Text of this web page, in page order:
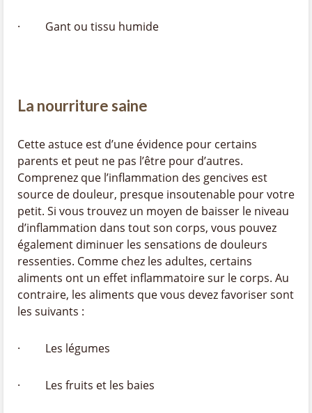
· Gant ou tissu humide
La nourriture saine
Cette astuce est d’une évidence pour certains
parents et peut ne pas l’être pour d’autres.
Comprenez que l’inflammation des gencives est
source de douleur, presque insoutenable pour votre
petit. Si vous trouvez un moyen de baisser le niveau
d’inflammation dans tout son corps, vous pouvez
également diminuer les sensations de douleurs
ressenties. Comme chez les adultes, certains
aliments ont un effet inflammatoire sur le corps. Au
contraire, les aliments que vous devez favoriser sont
les suivants :
· Les légumes
· Les fruits et les baies